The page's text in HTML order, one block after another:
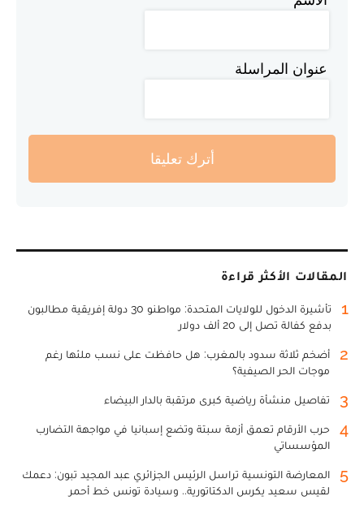
عنوان المراسلة
أترك تعليقا
المقالات الأكثر قراءة
1
تأشيرة الدخول للولايات المتحدة: مواطنو 30 دولة إفريقية مطالبون
بدفع كفالة تصل إلى 20 ألف دولار
2
أضخم ثلاثة سدود بالمغرب: هل حافظت على نسب ملئها رغم
موجات الحر الصيفية؟
3 تفاصيل منشأة رياضية كبرى مرتقبة بالدار البيضاء
4
حرب الأرقام تعمق أزمة سبتة وتضع إسبانيا في مواجهة التضارب
المؤسساتي
5
المعارضة التونسية تراسل الرئيس الجزائري عبد المجيد تبون: دعمك
لقيس سعيد يكرس الدكتاتورية.. وسيادة تونس خط أحمر